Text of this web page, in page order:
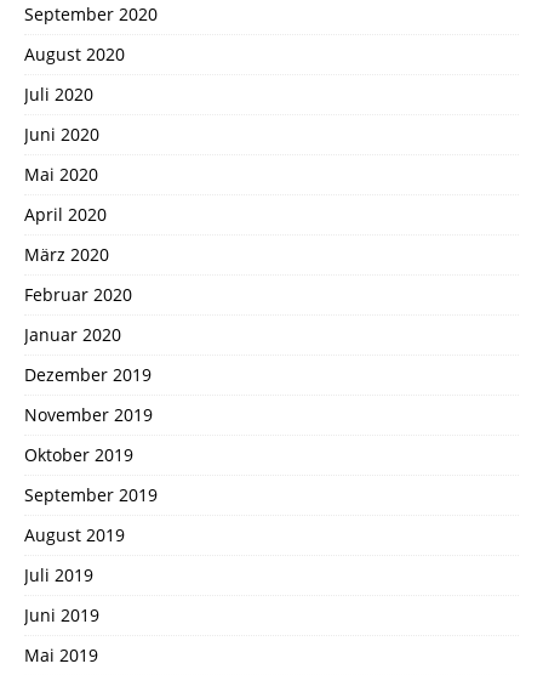
September 2020
August 2020
Juli 2020
Juni 2020
Mai 2020
April 2020
März 2020
Februar 2020
Januar 2020
Dezember 2019
November 2019
Oktober 2019
September 2019
August 2019
Juli 2019
Juni 2019
Mai 2019